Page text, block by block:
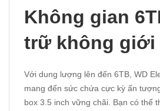
Không gian
trữ không giới
Với dung lượng lên đến 6TB, WD
mang đến sức chứa cực kỳ ấn
box 3.5 inch vững chãi. Bạn có thể